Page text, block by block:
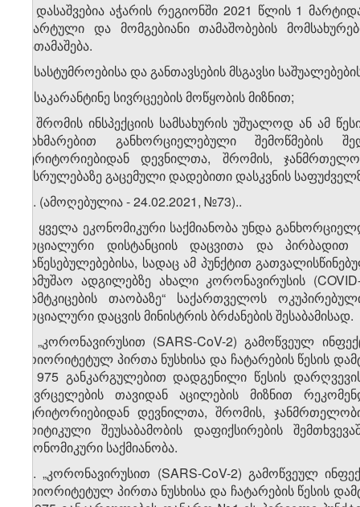
6. დასაშვებია აჭარის რეგიონში 2021 წლის 1
აზარტული და მომგებიანი თამაშობების
გათამაშება.
7. სასტუმროებისა და განთავსების მსგავსი
ა) საკარანტინე სივრცეების მოწყობის მიზნით;
ბ) შრომის ინსპექციის სამსახურის უშუალოდ ან ამ
დახმარებით განხორციელებული შემოწმების
ტერიტორიებიდან დევნილთა, შრომის,
შესრულებაზე გაცემული დადებითი დასკვნის
. (ამოღებულია - 24.02.2021, №73)..
ყველა ეკონომიკური საქმიანობა უნდა
სოციალური დისტანციის დაცვითა და
დაწესებულებებისა, სადაც ამ პუნქტით
„სამუშაო ადგილებზე ახალი კორონავირუსის
დამტკიცების თაობაზე“ საქართველოს
სოციალური დაცვის მინისტრის ბრძანების შესაბამისად.
9. „კორონავირუსით (SARS-CoV-2) გამოწვეულ
პრიორიტეტულ პირთა ნუსხისა და ჩატარების წესის
№975 განკარგულებით დადგენილი წესის
გავრცელების თავიდან აცილების მიზნით
ტერიტორიებიდან დევნილთა, შრომის,
კრიტიკული შეუსაბამობის დაფიქსირების
ეკონომიკური საქმიანობა.
. „კორონავირუსით (SARS-CoV-2) გამოწვეულ
პრიორიტეტულ პირთა ნუსხისა და ჩატარების წესის